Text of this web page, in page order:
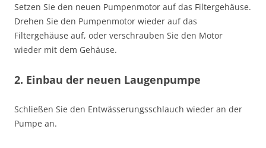
Setzen Sie den neuen Pumpenmotor auf das Filtergehäuse.
Drehen Sie den Pumpenmotor wieder auf das
Filtergehäuse auf, oder verschrauben Sie den Motor
wieder mit dem Gehäuse.
2. Einbau der neuen Laugenpumpe
Schließen Sie den Entwässerungsschlauch wieder an der
Pumpe an.